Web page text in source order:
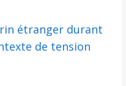
étranger durant
de tension